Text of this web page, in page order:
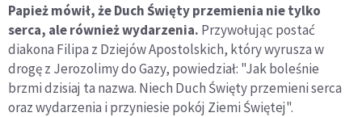
Papież mówił, że Duch Święty przemienia nie tylko
serca, ale również wydarzenia. Przywołując postać
diakona Filipa z Dziejów Apostolskich, który wyrusza w
drogę z Jerozolimy do Gazy, powiedział: "Jak boleśnie
brzmi dzisiaj ta nazwa. Niech Duch Święty przemieni serca
oraz wydarzenia i przyniesie pokój Ziemi Świętej".